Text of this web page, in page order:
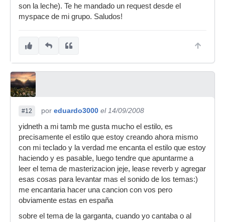
son la leche). Te he mandado un request desde el
myspace de mi grupo. Saludos!
#12 por eduardo3000 el 14/09/2008
yidneth a mi tamb me gusta mucho el estilo, es
precisamente el estilo que estoy creando ahora mismo
con mi teclado y la verdad me encanta el estilo que estoy
haciendo y es pasable, luego tendre que apuntarme a
leer el tema de masterizacion jeje, lease reverb y agregar
esas cosas para levantar mas el sonido de los temas:)
me encantaria hacer una cancion con vos pero
obviamente estas en españa
sobre el tema de la garganta, cuando yo cantaba o al